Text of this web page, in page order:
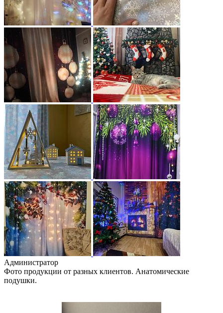
Администратор
Фото продукции от разных клиентов. Анатомические
подушки.